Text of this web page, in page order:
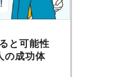
と可能性
の成功体